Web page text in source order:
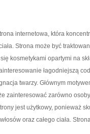
internetowa, która
Strona może być
kosmetykami opartymi na
łagodniejszą
twarzy. Głównym
zainteresować zarówno
jest użytkowy, ponieważ
oraz całego ciała.